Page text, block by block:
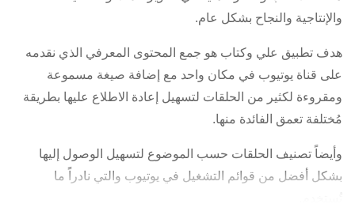
والإنتاجية والنجاح بشكل عام.
هدف تطبيق علي وكتاب هو جمع المحتوى المعرفي الذي نقدمه
على قناة يوتيوب في مكان واحد مع إضافة صيغة مسموعة
ومقروءة لكثير من الحلقات لتسهيل إعادة الاطلاع عليها بطريقة
مُختلفة تعمق الفائدة منها.
وأيضاً تصنيف الحلقات حسب الموضوع لتسهيل الوصول إليها
بشكل أفضل من قوائم التشغيل في يوتيوب والتي نادراً ما